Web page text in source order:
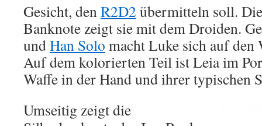
Gesicht, denR2D2 übermitteln soll.
Banknote zeigt sie mit dem Droiden.
undHan Solo macht Luke sich auf den
Auf dem kolorierten Teil ist Leia im
Waffe in der Hand und ihrer typischen
Umseitig zeigt die